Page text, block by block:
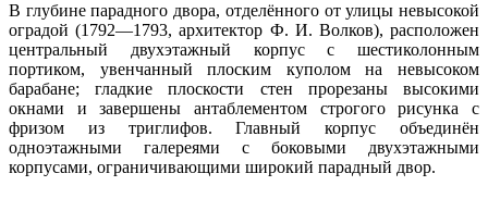
В глубине парадного двора, отделённого от улицы невысокой
оградой (1792—1793, архитектор Ф. И. Волков), расположен
центральный двухэтажный корпус с шестиколонным
портиком, увенчанный плоским куполом на невысоком
барабане; гладкие плоскости стен прорезаны высокими
окнами и завершены антаблементом строгого рисунка с
фризом из триглифов. Главный корпус объединён
одноэтажными галереями с боковыми двухэтажными
корпусами, ограничивающими широкий парадный двор.